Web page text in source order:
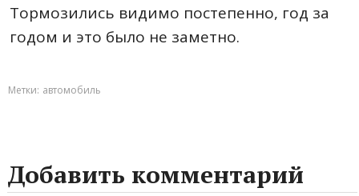
Тормозились видимо постепенно, год за
годом и это было не заметно.
Метки: автомобиль
Добавить комментарий